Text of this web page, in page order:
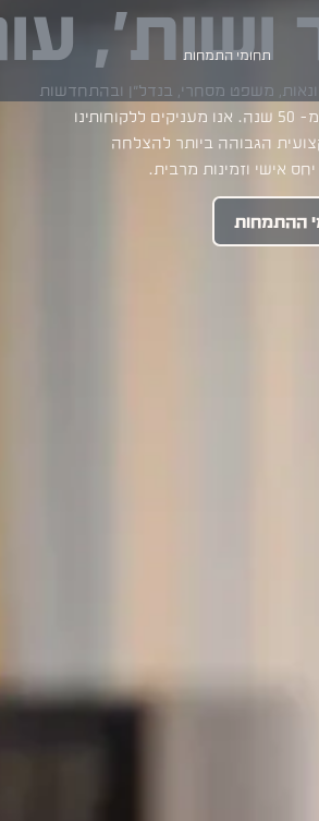
תחומי התמחות
ושות׳,
משפט מסחרי, בנדל"ן ובהתחדשות
עירונית, עם ניסיון של למעלה מ- 50 שנה. אנו מעניקים ללקוחותינו
הגבוהה ביותר להצלחה
אישי וזמינות מרבית.
ההתמחות